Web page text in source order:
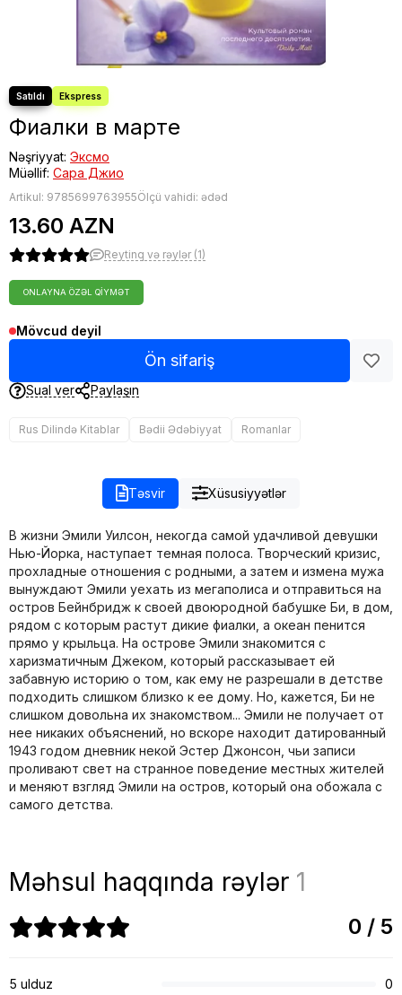
Фиалки в марте
Nəşriyyat: Эксмо
Müəllif: Сара Джио
Artikul: 9785699763955Ölçü vahidi: ədəd
13.60 AZN
Reytinq və rəylər (1)
ONLAYNA ÖZƏL QIYMƏT
Mövcud deyil
Ön sifariş
Sual ver Paylaşın
Rus Dilində Kitablar Bədii Ədəbiyyat Romanlar
Təsvir Xüsusiyyətlər
В жизни Эмили Уилсон, некогда самой удачливой девушки
Нью-Йорка, наступает темная полоса. Творческий кризис,
прохладные отношения с родными, а затем и измена мужа
вынуждают Эмили уехать из мегаполиса и отправиться на
остров Бейнбридж к своей двоюродной бабушке Би, в дом,
рядом с которым растут дикие фиалки, а океан пенится
прямо у крыльца. На острове Эмили знакомится с
харизматичным Джеком, который рассказывает ей
забавную историю о том, как ему не разрешали в детстве
подходить слишком близко к ее дому. Но, кажется, Би не
слишком довольна их знакомством... Эмили не получает от
нее никаких объяснений, но вскоре находит датированный
1943 годом дневник некой Эстер Джонсон, чьи записи
проливают свет на странное поведение местных жителей
и меняют взгляд Эмили на остров, который она обожала с
самого детства.
Məhsul haqqında rəylər 1
0 / 5
5 ulduz
0